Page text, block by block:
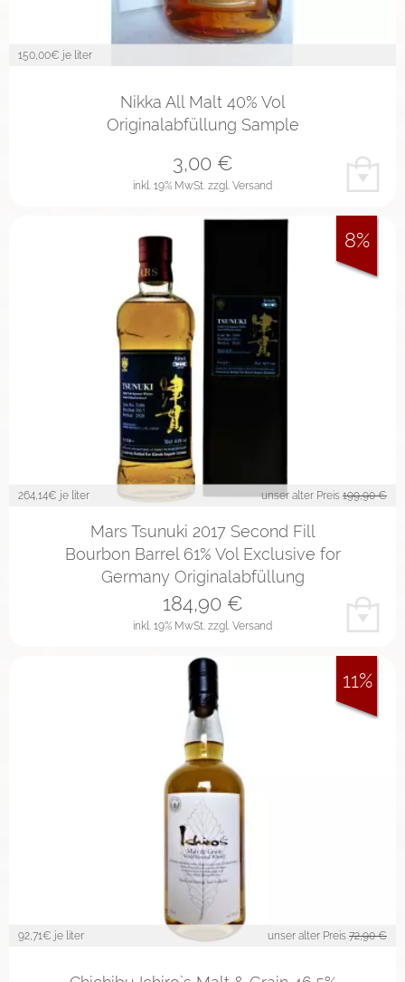
150,00€ je liter
Nikka All Malt 40% Vol
Originalabfüllung Sample
inkl. 19% MwSt. zzgl. Versand
3,00€
264,14€ je liter unser alter Preis 199,90 €
Mars Tsunuki 2017 Second Fill
Bourbon Barrel 61% Vol Exclusive for
Germany Originalabfüllung
inkl. 19% MwSt. zzgl. Versand
184,90€
8%
92,71€ je liter unser alter Preis 72,90 €
11%